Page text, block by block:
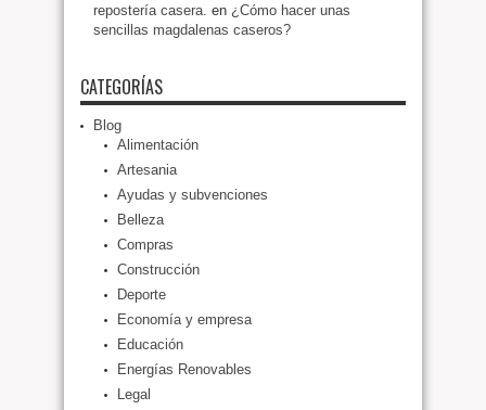
repostería casera. en ¿Cómo hacer unas
sencillas magdalenas caseros?
CATEGORÍAS
Blog
Alimentación
Artesania
Ayudas y subvenciones
Belleza
Compras
Construcción
Deporte
Economía y empresa
Educación
Energías Renovables
Legal